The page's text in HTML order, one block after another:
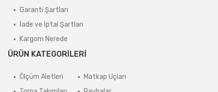
Garanti Şartları
İade ve İptal Şartları
Kargom Nerede
ÜRÜN KATEGORİLERİ
Ölçüm Aletleri
Matkap Uçları